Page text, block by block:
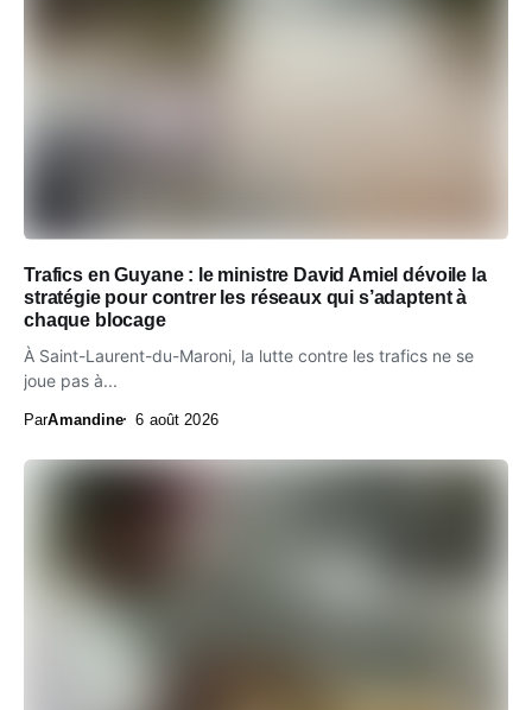
Trafics en Guyane : le ministre David Amiel dévoile la
stratégie pour contrer les réseaux qui s’adaptent à
chaque blocage
À Saint-Laurent-du-Maroni, la lutte contre les trafics ne se
joue pas à...
ParAmandine 6 août 2026